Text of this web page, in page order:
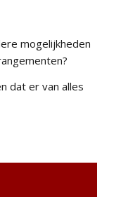
mogelijkheden
dat er van alles